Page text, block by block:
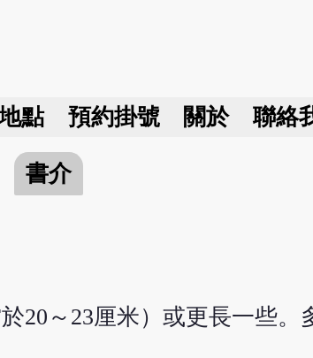
點 預約掛號 關於 聯絡
書介
20～23厘米）或更長一些。